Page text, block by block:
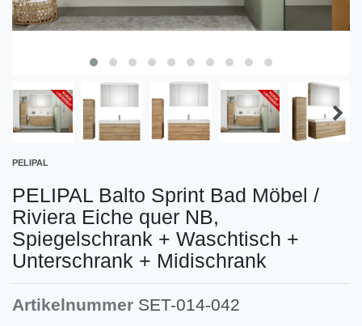
PELIPAL
PELIPAL Balto Sprint Bad Möbel /
Riviera Eiche quer NB,
Spiegelschrank + Waschtisch +
Unterschrank + Midischrank
Artikelnummer SET-014-042